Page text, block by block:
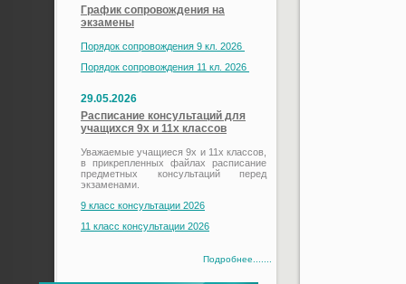
График сопровождения на
экзамены
Порядок сопровождения 9 кл. 2026
Порядок сопровождения 11 кл. 2026
29.05.2026
Расписание консультаций для
учащихся 9х и 11х классов
Уважаемые учащиеся 9х и 11х классов,
в прикрепленных файлах расписание
предметных консультаций перед
экзаменами.
9 класс консультации 2026
11 класс консультации 2026
Подробнее.......